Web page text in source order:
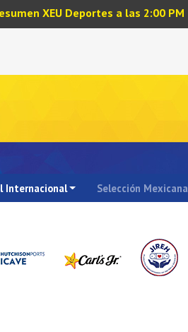
XEU Deportes a las 2:00 PM
Internacional Selección Mexicana